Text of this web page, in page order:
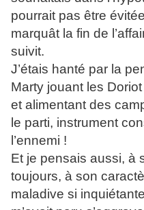
pourrait pas être
marquât la fin de
suivit.
J’étais hanté par la
Marty jouant les
et alimentant des
le parti, instrument
l’ennemi !
Et je pensais aussi, à
toujours, à son
maladive si